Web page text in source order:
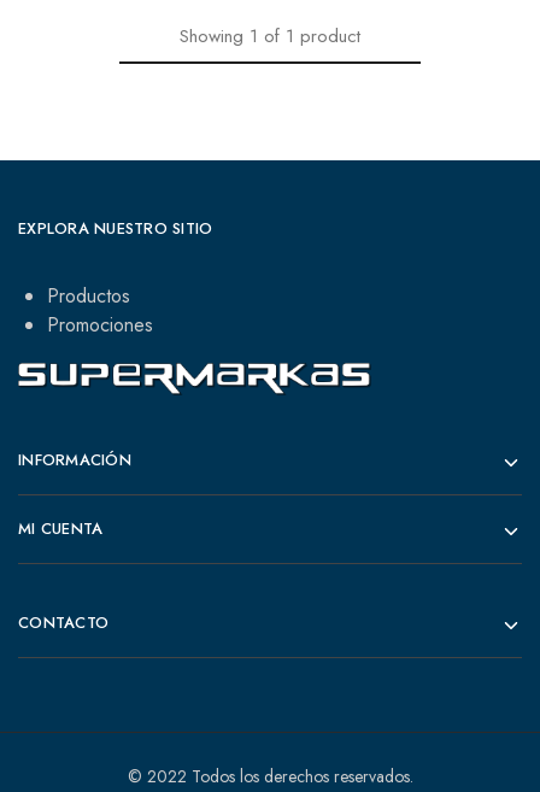
Showing 1 of 1 product
EXPLORA NUESTRO SITIO
Productos
Promociones
INFORMACIÓN
MI CUENTA
CONTACTO
© 2022 Todos los derechos reservados.